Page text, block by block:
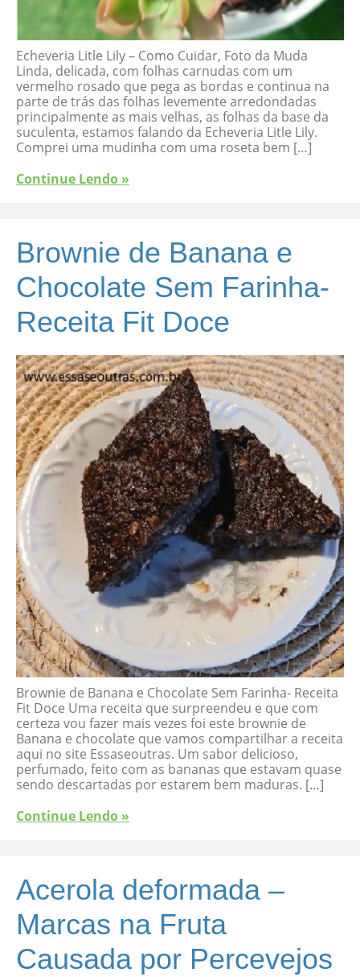
Echeveria Litle Lily – Como Cuidar, Foto da Muda
Linda, delicada, com folhas carnudas com um
vermelho rosado que pega as bordas e continua na
parte de trás das folhas levemente arredondadas
principalmente as mais velhas, as folhas da base da
suculenta, estamos falando da Echeveria Litle Lily.
Comprei uma mudinha com uma roseta bem […]
Continue Lendo »
Brownie de Banana e
Chocolate Sem Farinha-
Receita Fit Doce
Brownie de Banana e Chocolate Sem Farinha- Receita
Fit Doce Uma receita que surpreendeu e que com
certeza vou fazer mais vezes foi este brownie de
Banana e chocolate que vamos compartilhar a receita
aqui no site Essaseoutras. Um sabor delicioso,
perfumado, feito com as bananas que estavam quase
sendo descartadas por estarem bem maduras. […]
Continue Lendo »
Acerola deformada –
Marcas na Fruta
Causada por Percevejos